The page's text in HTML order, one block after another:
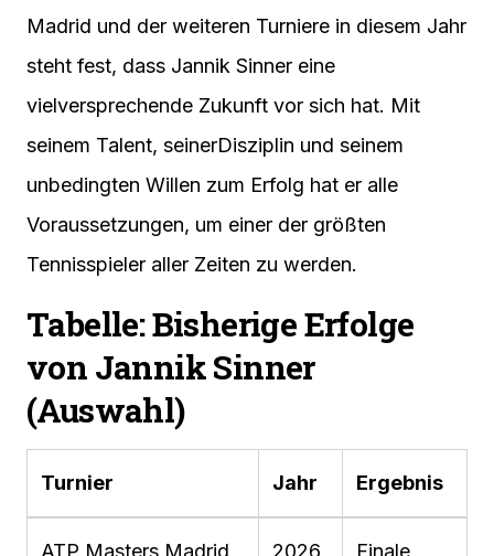
Madrid und der weiteren Turniere in diesem Jahr
steht fest, dass Jannik Sinner eine
vielversprechende Zukunft vor sich hat. Mit
seinem Talent, seinerDisziplin und seinem
unbedingten Willen zum Erfolg hat er alle
Voraussetzungen, um einer der größten
Tennisspieler aller Zeiten zu werden.
Tabelle: Bisherige Erfolge
von Jannik Sinner
(Auswahl)
Turnier Jahr Ergebnis